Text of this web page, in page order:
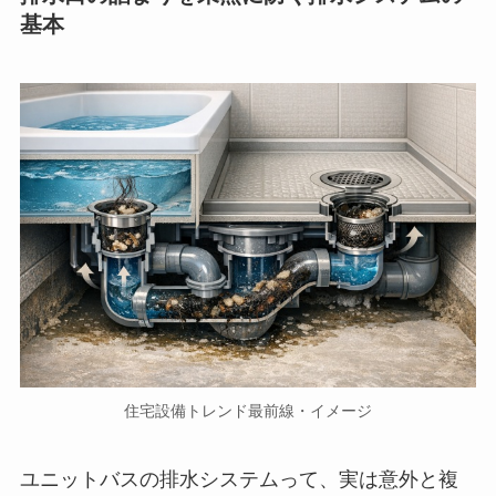
基本
住宅設備トレンド最前線・イメージ
ユニットバスの排水システムって、実は意外と複